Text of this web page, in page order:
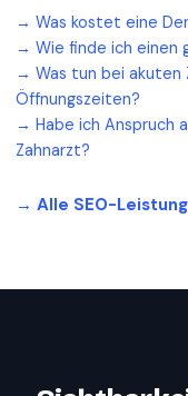
→ Was kostet eine
→ Wie finde ich einen
→ Was tun bei akuten
Öffnungszeiten?
→ Habe ich Anspruch
Zahnarzt?
→ Alle SEO-